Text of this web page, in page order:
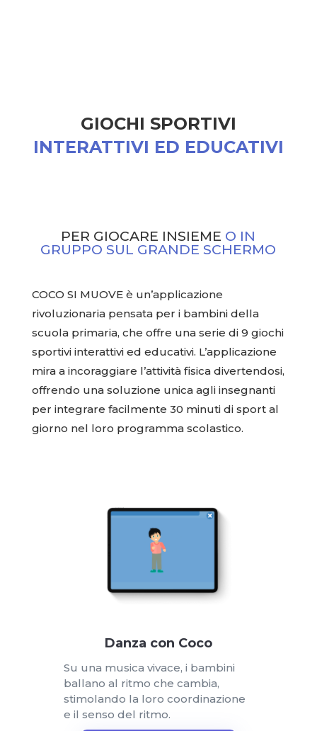
GIOCHI SPORTIVI
INTERATTIVI ED EDUCATIVI
PER GIOCARE INSIEME O IN
GRUPPO SUL GRANDE SCHERMO
COCO SI MUOVE è un’applicazione
rivoluzionaria pensata per i bambini della
scuola primaria, che offre una serie di 9 giochi
sportivi interattivi ed educativi. L’applicazione
mira a incoraggiare l’attività fisica divertendosi,
offrendo una soluzione unica agli insegnanti
per integrare facilmente 30 minuti di sport al
giorno nel loro programma scolastico.
Danza con Coco
Su una musica vivace, i bambini
ballano al ritmo che cambia,
stimolando la loro coordinazione
e il senso del ritmo.